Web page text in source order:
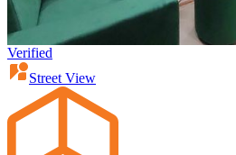
Verified
Street View